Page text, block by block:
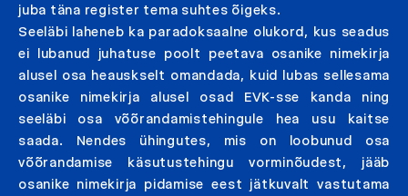
juba täna register tema suhtes õigeks.
Seeläbi laheneb ka paradoksaalne olukord, kus seadus
ei lubanud juhatuse poolt peetava osanike nimekirja
alusel osa heauskselt omandada, kuid lubas sellesama
osanike nimekirja alusel osad EVK-sse kanda ning
seeläbi osa võõrandamistehingule hea usu kaitse
saada. Nendes ühingutes, mis on loobunud osa
võõrandamise käsutustehingu vorminõudest, jääb
osanike nimekirja pidamise eest jätkuvalt vastutama